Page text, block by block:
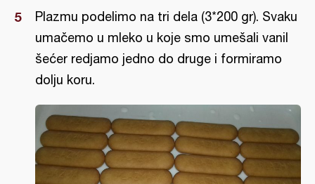
Plazmu podelimo na tri dela (3*200 gr). Svaku
umačemo u mleko u koje smo umešali vanil
šećer redjamo jedno do druge i formiramo
dolju koru.